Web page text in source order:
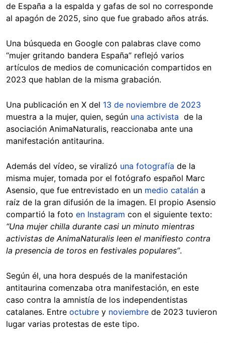
de España a la espalda y gafas de sol no corresponde
al apagón de 2025, sino que fue grabado años atrás.
Una búsqueda en Google con palabras clave como
“mujer gritando bandera España” reflejó varios
artículos de medios de comunicación compartidos en
2023 que hablan de la misma grabación.
Una publicación en X del 13 de noviembre de 2023
muestra a la mujer, quien, según una activista de la
asociación AnimaNaturalis, reaccionaba ante una
manifestación antitaurina.
Además del vídeo, se viralizó una fotografía de la
misma mujer, tomada por el fotógrafo español Marc
Asensio, que fue entrevistado en un medio catalán a
raíz de la gran difusión de la imagen. El propio Asensio
compartió la foto en Instagram con el siguiente texto:
“Una mujer chilla durante casi un minuto mientras
activistas de AnimaNaturalis leen el manifiesto contra
la presencia de toros en festivales populares”.
Según él, una hora después de la manifestación
antitaurina comenzaba otra manifestación, en este
caso contra la amnistía de los independentistas
catalanes. Entre octubre y noviembre de 2023 tuvieron
lugar varias protestas de este tipo.